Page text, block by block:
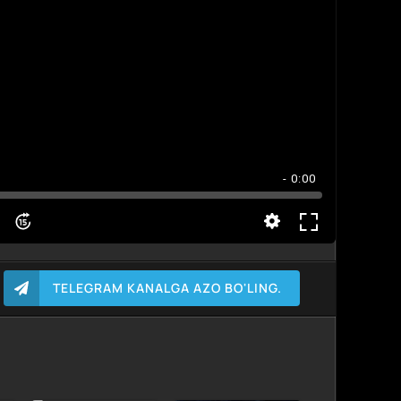
- 0:00
TELEGRAM KANALGA AZO BO'LING.